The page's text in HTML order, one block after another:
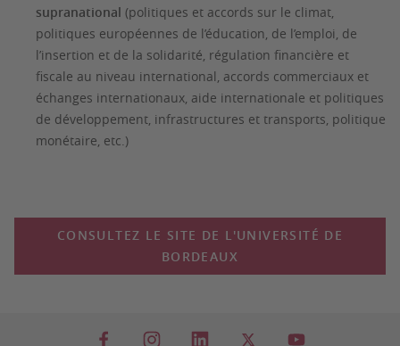
supranational (politiques et accords sur le climat,
politiques européennes de l’éducation, de l’emploi, de
l’insertion et de la solidarité, régulation financière et
fiscale au niveau international, accords commerciaux et
échanges internationaux, aide internationale et politiques
de développement, infrastructures et transports, politique
monétaire, etc.)
CONSULTEZ LE SITE DE L'UNIVERSITÉ DE
BORDEAUX